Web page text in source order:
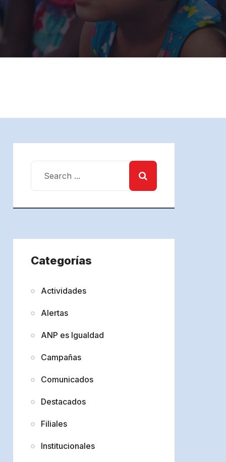
Categorías
Actividades
Alertas
ANP es Igualdad
Campañas
Comunicados
Destacados
Filiales
Institucionales